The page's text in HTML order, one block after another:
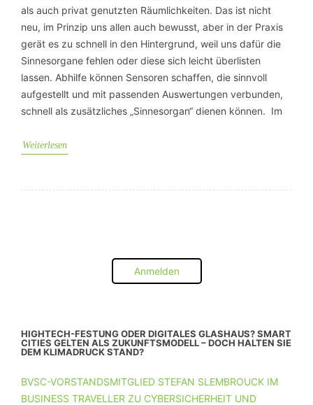
als auch privat genutzten Räumlichkeiten. Das ist nicht
neu, im Prinzip uns allen auch bewusst, aber in der Praxis
gerät es zu schnell in den Hintergrund, weil uns dafür die
Sinnesorgane fehlen oder diese sich leicht überlisten
lassen. Abhilfe können Sensoren schaffen, die sinnvoll
aufgestellt und mit passenden Auswertungen verbunden,
schnell als zusätzliches „Sinnesorgan“ dienen können. Im
Weiterlesen
Anmelden
HIGHTECH-FESTUNG ODER DIGITALES GLASHAUS? SMART
CITIES GELTEN ALS ZUKUNFTSMODELL – DOCH HALTEN SIE
DEM KLIMADRUCK STAND?
BVSC-VORSTANDSMITGLIED STEFAN SLEMBROUCK IM
BUSINESS TRAVELLER ZU CYBERSICHERHEIT UND